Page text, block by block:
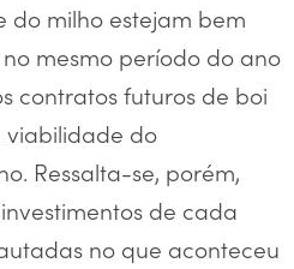
do milho estejam bem
mesmo período do ano
contratos futuros de boi
viabilidade do
Ressalta-se, porém,
de cada
no que aconteceu